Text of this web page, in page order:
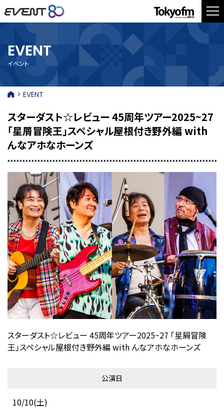
EVENT
イベント
> EVENT
スターダスト☆レビュー 45周年ツアー2025~27
「星屑冒険王」スペシャル屋根付き野外編 with
んなアホなホーンズ
スターダスト☆レビュー 45周年ツアー2025~27 「星屑冒険
王」スペシャル屋根付き野外編 with んなアホなホーンズ
公演日
10/10(土)